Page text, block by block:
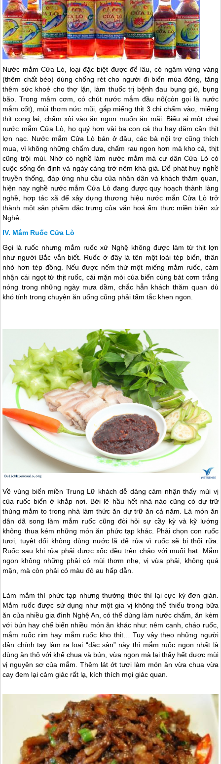
Nước mắmCửa Lò , loại đặc biệt được để lâu, có ngâm vừng vàng
(thêm chất béo) dùng chống rét cho người đi biển mùa đông, tăng
thêm sức khoẻ cho thợ lặn, làm thuốc trị bệnh đau bụng gió, bụng
bão. Trong mâm cơm, có chút nước mắm đầu nõ(còn gọi là nước
mắm cốt), mùi thơm nức mũi, gắp miếng thịt 3 chỉ chấm vào, miếng
thịt cong lại, chấm xôi vào ăn ngon muốn ăn mãi. Biếu ai một chai
nước mắm Cửa Lò, họ quý hơn vài ba con cá thu hay dăm cân thịt
lợn nạc. Nước mắm Cửa Lòbán ở đâu, các bà nội trợ cũng thích
mua, vì không những chấm dưa, chấm rau ngon hơn mà kho cá, thịt
cũng trội mùi. Nhờ có nghề làm nước mắm mà cư dânCửa Lòcó
cuộc sống ổn định và ngày càng trở nêm khá giả. Để phát huy nghề
truyền thống, đáp ứng nhu cầu của nhân dân và khách thăm quan,
hiện nay nghề nước mắmCửa Lò đang được quy hoạch thành làng
nghề, hợp tác xã để xây dựng thương hiệu nước mắn Cửa Lòtrở
thành một sản phẩm đặc trưng của văn hoá ẩm thực miền biển xứ
Nghệ.
Mắm Ruốc Cửa Lò
Gọi là ruốc nhưng mắm ruốc xứ Nghệ không được làm từ thịt lợn
như người Bắc vẫn biết. Ruốc ở đây là tên một loài tép biển, thân
nhỏ hơn tép đồng. Nếu được nếm thử một miếng mắm ruốc, cảm
nhận cái ngọt từ thịt ruốc, cái mặn mòi của biển cùng bát cơm trắng
nóng trong những ngày mưa dầm, chắc hẳn khách thăm quan dù
khó tính trong chuyện ăn uống cũng phải tấm tắc khen ngon.
Về vùng biển miền Trung Lữ khách dễ dàng cảm nhận thấy mùi vị
của ruốc biển ở khắp nơi. Bởi lẽ hầu hết nhà nào cũng có dự trữ
thùng mắm to trong nhà làm thức ăn dự trữ ăn cả năm. Là món ăn
dân dã song làm mắm ruốc cũng đòi hỏi sự cầy kỳ và kỹ lướng
không thua kém những món ăn phức tạp khác. Phải chọn con ruốc
tươi, tuyệt đối không dùng nước lã để rửa vì ruốc sẽ bị thối rữa.
Ruốc sau khi rửa phải được xốc đều trên chảo với muối hạt. Mắm
ngon không những phải có mùi thơm nhẹ, vị vừa phải, không quá
mặn, mà còn phải có màu đỏ au hấp dẫn.
Làm mắm thì phức tạp nhưng thưởng thức thì lại cực kỳ đơn giản.
Mắm ruốc được sử dụng như một gia vị không thể thiếu trong bữa
ăn của nhiều gia đình Nghệ An, có thể dùng làm nước chấm, ăn kèm
với bún hay chế biến nhiều món ăn khác như: nêm canh, cháo ruốc,
mắm ruốc rim hay mắm ruốc kho thịt… Tuy vậy theo những người
dân chính tay làm ra loại “đặc sản” này thì mắm ruốc ngon nhất là
dùng ăn thô với khế chua và bún, vừa ngon mà lại thấy hết được mùi
vị nguyên sơ của mắm. Thêm lát ớt tươi làm món ăn vừa chua vừa
cay đem lại cảm giác rất lạ, kích thích mọi giác quan.